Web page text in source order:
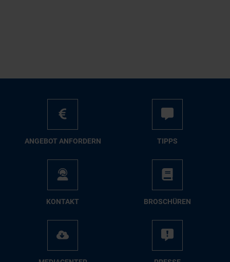
AN­GE­BOT AN­FOR­DERN TIPPS
KON­TAKT BRO­SCHÜ­REN